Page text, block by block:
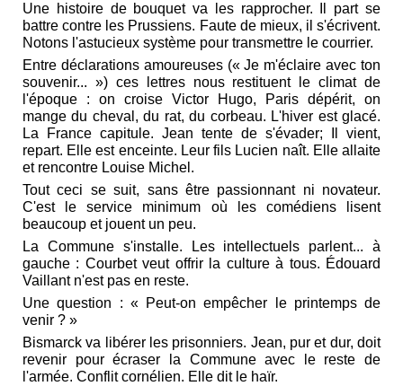
Une histoire de bouquet va les rapprocher. Il part se
battre contre les Prussiens. Faute de mieux, il s'écrivent.
Notons l'astucieux système pour transmettre le courrier.
Entre déclarations amoureuses (« Je m'éclaire avec ton
souvenir... ») ces lettres nous restituent le climat de
l'époque : on croise Victor Hugo, Paris dépérit, on
mange du cheval, du rat, du corbeau. L'hiver est glacé.
La France capitule. Jean tente de s'évader; Il vient,
repart. Elle est enceinte. Leur fils Lucien naît. Elle allaite
et rencontre Louise Michel.
Tout ceci se suit, sans être passionnant ni novateur.
C'est le service minimum où les comédiens lisent
beaucoup et jouent un peu.
La Commune s'installe. Les intellectuels parlent... à
gauche : Courbet veut offrir la culture à tous. Édouard
Vaillant n'est pas en reste.
Une question : « Peut-on empêcher le printemps de
venir ? »
Bismarck va libérer les prisonniers. Jean, pur et dur, doit
revenir pour écraser la Commune avec le reste de
l'armée. Conflit cornélien. Elle dit le haïr.